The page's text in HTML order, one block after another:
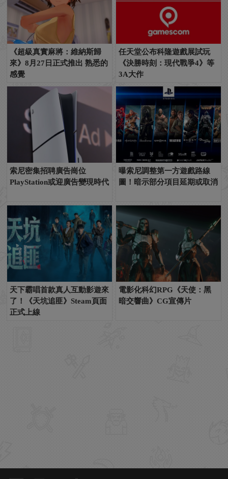
《超級真實麻將：維納斯歸
來》8月27日正式推出 熟悉的
感覺
任天堂公布科隆遊戲展試玩
《決勝時刻：現代戰爭4》等
3A大作
索尼密集招聘廣告崗位
PlayStation或迎廣告變現時代
曝索尼調整第一方遊戲路線
圖！暗示部分項目延期或取消
天下霸唱首款真人互動影遊來
了！《天坑追匪》Steam頁面
正式上線
電影化科幻RPG《天使：黑
暗交響曲》CG宣傳片